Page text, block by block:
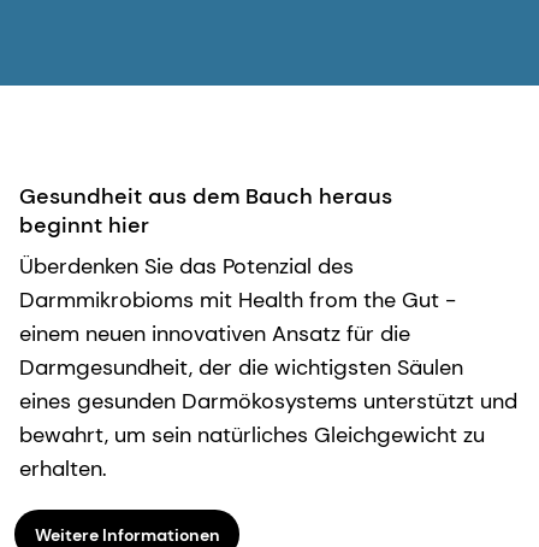
Gesundheit aus dem Bauch heraus
beginnt hier
Überdenken Sie das Potenzial des
Darmmikrobioms mit Health from the Gut -
einem neuen innovativen Ansatz für die
Darmgesundheit, der die wichtigsten Säulen
eines gesunden Darmökosystems unterstützt und
bewahrt, um sein natürliches Gleichgewicht zu
erhalten.
Weitere Informationen